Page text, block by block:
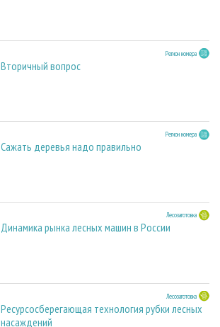
Регион номера
Вторичный вопрос
Регион номера
Сажать деревья надо правильно
Лесозаготовка
Динамика рынка лесных машин в России
Лесозаготовка
Ресурсосберегающая технология рубки лесных
насаждений